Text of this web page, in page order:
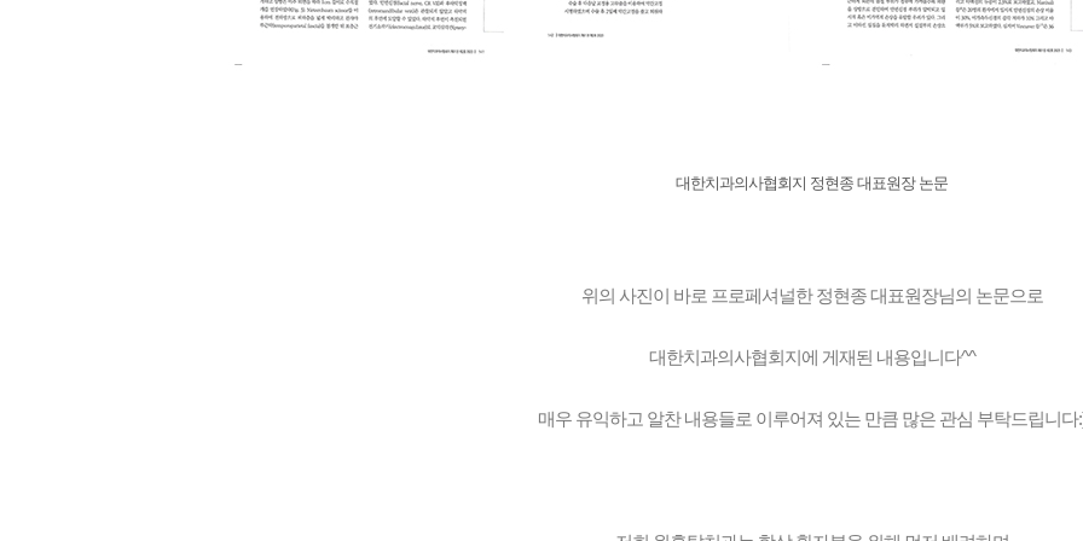
대한치과의사협회지 정현종 대표원장 논문
위의 사진이 바로 프로페셔널한 정현종 대표원장님의 논문으로
대한치과의사협회지에 게재된 내용입니다^^
매우 유익하고 알찬 내용들로 이루어져 있는 만큼 많은 관심 부탁드립니다